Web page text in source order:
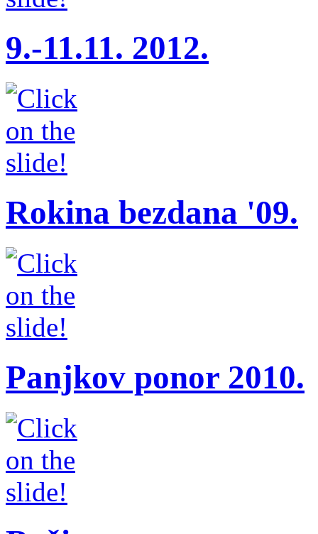
9.-11.11. 2012.
Rokina bezdana '09.
Panjkov ponor 2010.